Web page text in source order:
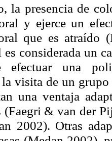
la presencia de
y ejerce un
que es atraído (
considerada un
efectuar una
visita de un
una ventaja
(Faegri & van der
2002). Otras